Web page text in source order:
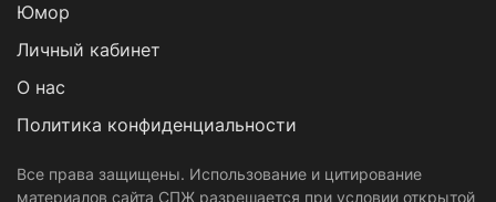
Юмор
Личный кабинет
О нас
Политика конфиденциальности
Все права защищены. Использование и цитирование
материалов сайта СПЖ разрешается при условии открытой